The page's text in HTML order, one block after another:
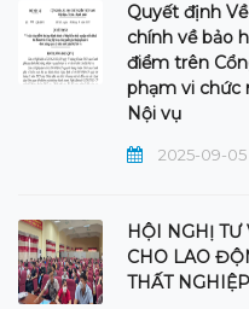
Quyết định
chính về bảo
điểm trên
phạm vi chức
Nội vụ
2025-09-05
HỘI NGHỊ TƯ
CHO LAO
THẤT